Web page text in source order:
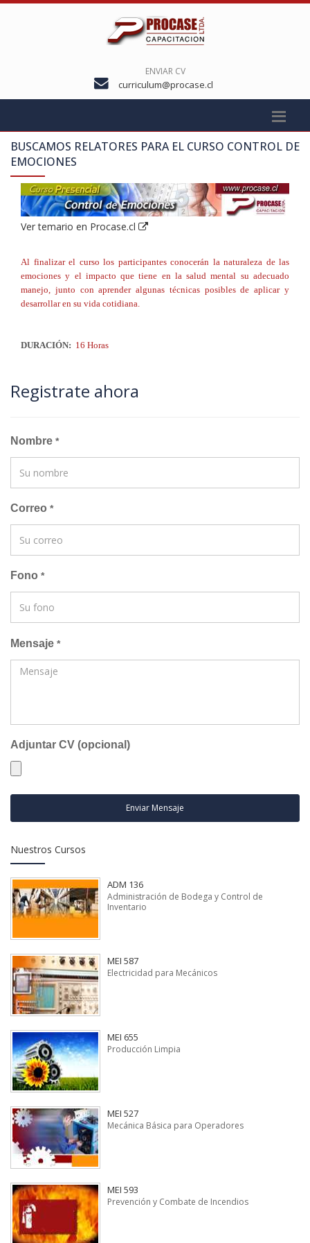
ENVIAR CV
curriculum@procase.cl
BUSCAMOS RELATORES PARA EL CURSO CONTROL DE
EMOCIONES
Ver temario en Procase.cl
Al finalizar el curso los participantes conocerán la naturaleza de las
emociones y el impacto que tiene en la salud mental su adecuado
manejo, junto con aprender algunas técnicas posibles de aplicar y
desarrollar en su vida cotidiana.
DURACIÓN: 16 Horas
Registrate ahora
Nombre *
Correo *
Fono *
Mensaje *
Adjuntar CV (opcional)
Enviar Mensaje
Nuestros Cursos
ADM 136
Administración de Bodega y Control de
Inventario
MEI 587
Electricidad para Mecánicos
MEI 655
Producción Limpia
MEI 527
Mecánica Básica para Operadores
MEI 593
Prevención y Combate de Incendios